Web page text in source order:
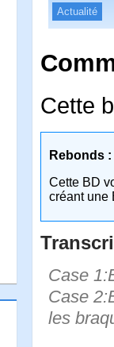
Actualité
Cette
Rebonds :
Cette BD
créant une
Case
Case
les